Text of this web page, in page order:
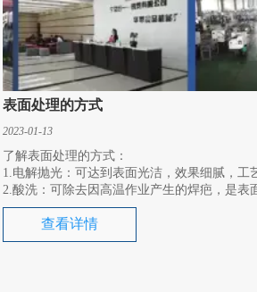
表面处理的方式
2023-01-13
了解表面处理的方式：
1.电解抛光：可达到表面光洁，效果细腻，工
2.酸洗：可除去因高温作业产生的焊疤，是表
查看详情